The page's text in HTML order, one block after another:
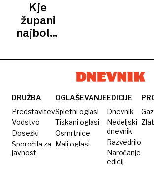
Kje
župani
najbolje
za
DRUŽBA
Predstavitev
Vodstvo
Dosežki
Sporočila za
javnost
OGLAŠEVANJE
Spletni oglasi
Tiskani oglasi
Osmrtnice
Mali oglasi
EDICIJE
Dnevnik
Nedeljski
dnevnik
Razvedrilo
Naročanje
edicij